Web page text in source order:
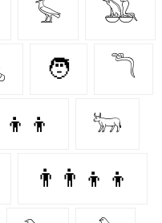
𓅚 𓅒
🧑 𓆕
𓃒
👨‍👨‍👦‍👦